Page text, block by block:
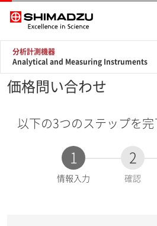
分析計測機器
Analytical and Measuring Instruments
価格問い合わせ
以下の3つのステップを完
1
現
情報入力
2
確認